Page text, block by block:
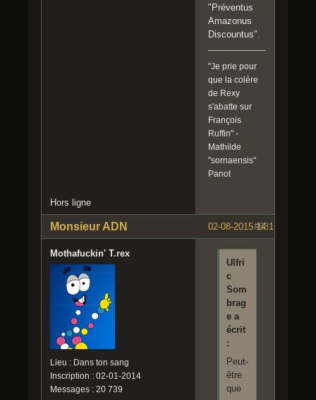
"Préventus
Amazonus
Discountus".
"Je prie pour
que la colère
de Rexy
s'abatte sur
François
Ruffin" -
Mathilde
"sornaensis"
Panot
Hors ligne
#63
02-08-2015 14:15:31
Monsieur ADN
Mothafuckin' T.rex
Lieu : Dans ton sang
Inscription : 02-01-2014
Messages : 20 739
Ulfri
c
Som
brag
e a
écrit
:
Peut-
être
que